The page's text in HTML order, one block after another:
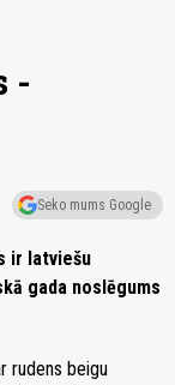
-
Seko mums Google
ir latviešu
gada noslēgums
rudens beigu